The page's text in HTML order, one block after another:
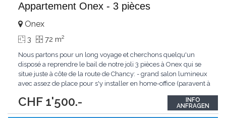
Appartement Onex - 3 pièces
CHF 1'500.-
Onex
3 72 m2
Nous partons pour un long voyage et cherchons quelqu'un
disposé a reprendre le bail de notre joli 3 pièces à Onex qui se
situe juste à côte de la route de Chancy: - grand salon lumineux
avec assez de place pour s'y installer en home-office (paravent à
vaisselle et grand frigo qui donne sur la salle à manger - WC et
salle de bains séparés,...
INFO
ANFRAGEN